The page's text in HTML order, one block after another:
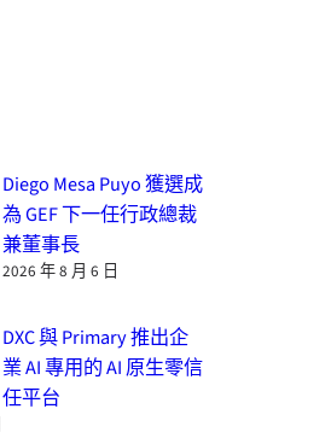
Diego Mesa Puyo 獲選成
為 GEF 下一任行政總裁
兼董事長
2026 年 8 月 6 日
DXC 與 Primary 推出企
業 AI 專用的 AI 原生零信
任平台